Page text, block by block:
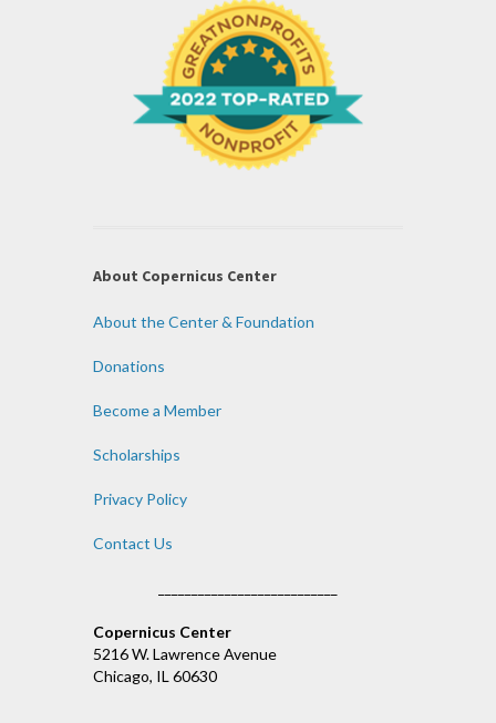
About Copernicus Center
About the Center & Foundation
Donations
Become a Member
Scholarships
Privacy Policy
Contact Us
Copernicus Center
5216 W. Lawrence Avenue
Chicago, IL 60630